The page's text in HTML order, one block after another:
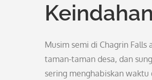
Musim semi di Chagrin
taman-taman desa, dan
sering menghabiskan